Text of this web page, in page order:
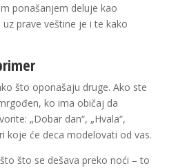
ponašanjem deluje kao
prave veštine je i te kako
što oponašaju druge. Ako ste
ko ima običaj da
„Dobar dan“, „Hvala“,
koje će deca modelovati od vas.
što se dešava preko noći – to